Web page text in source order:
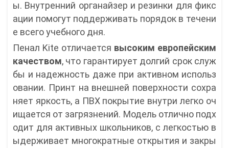
ы. Внутренний органайзер и резинки для фикс
ации помогут поддерживать порядок в течени
е всего учебного дня.
Пенал Kite отличается высоким европейским
качеством, что гарантирует долгий срок служ
бы и надежность даже при активном использ
овании. Принт на внешней поверхности сохра
няет яркость, а ПВХ покрытие внутри легко оч
ищается от загрязнений. Модель отлично подх
одит для активных школьников, с легкостью в
ыдерживает многократные открытия и закры